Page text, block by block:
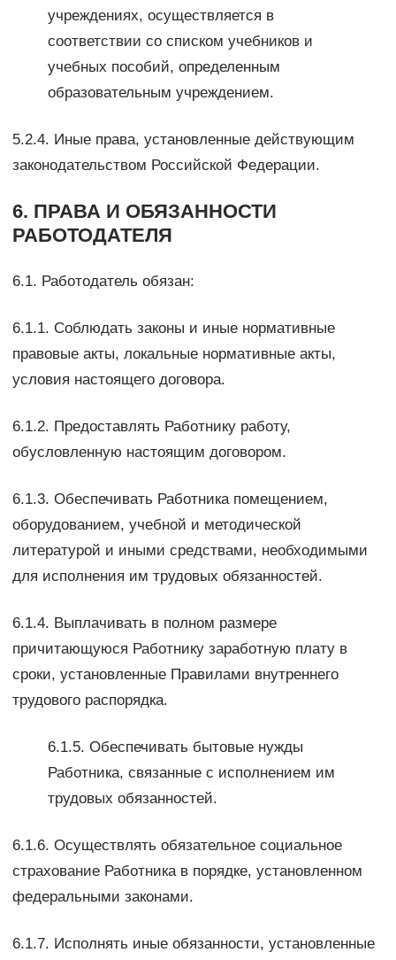
учреждениях, осуществляется в
соответствии со списком учебников и
учебных пособий, определенным
образовательным учреждением.
5.2.4. Иные права, установленные действующим
законодательством Российской Федерации.
6. ПРАВА И ОБЯЗАННОСТИ
РАБОТОДАТЕЛЯ
6.1. Работодатель обязан:
6.1.1. Соблюдать законы и иные нормативные
правовые акты, локальные нормативные акты,
условия настоящего договора.
6.1.2. Предоставлять Работнику работу,
обусловленную настоящим договором.
6.1.3. Обеспечивать Работника помещением,
оборудованием, учебной и методической
литературой и иными средствами, необходимыми
для исполнения им трудовых обязанностей.
6.1.4. Выплачивать в полном размере
причитающуюся Работнику заработную плату в
сроки, установленные Правилами внутреннего
трудового распорядка.
6.1.5. Обеспечивать бытовые нужды
Работника, связанные с исполнением им
трудовых обязанностей.
6.1.6. Осуществлять обязательное социальное
страхование Работника в порядке, установленном
федеральными законами.
6.1.7. Исполнять иные обязанности, установленные